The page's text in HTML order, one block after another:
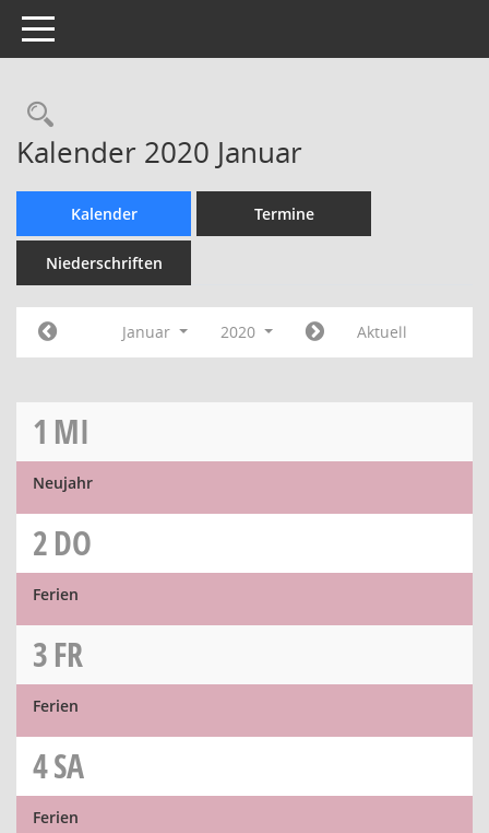
Toggle navigation
Rechercheauswahl
Kalender 2020 Januar
Kalender Termine
Niederschriften
Januar 2020 Aktuell
1 MI
Neujahr
2DO
Ferien
3FR
Ferien
4SA
Ferien